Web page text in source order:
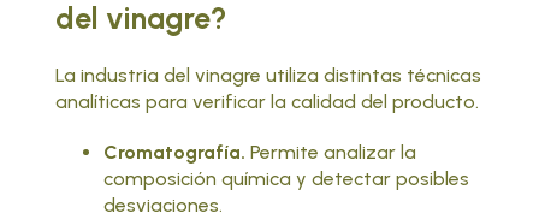
del vinagre?
La industria del vinagre utiliza distintas técnicas
analíticas para verificar la calidad del producto.
Cromatografía.Permite analizar la
composición química y detectar posibles
desviaciones.